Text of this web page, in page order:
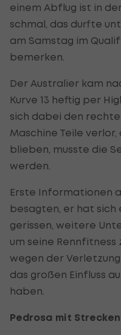
einem Abflug ist in
schmal, das durfte
am Samstag im
bemerken.
Der Australier kam
Kurve 13 heftig per
sich dabei den
Maschine Teile
blieben, musste die
werden.
Erste Informationen
besagten, er hat sich
gerissen, weitere
um seine
wegen der
das großen Einfluss
haben.
Pedrosa mit